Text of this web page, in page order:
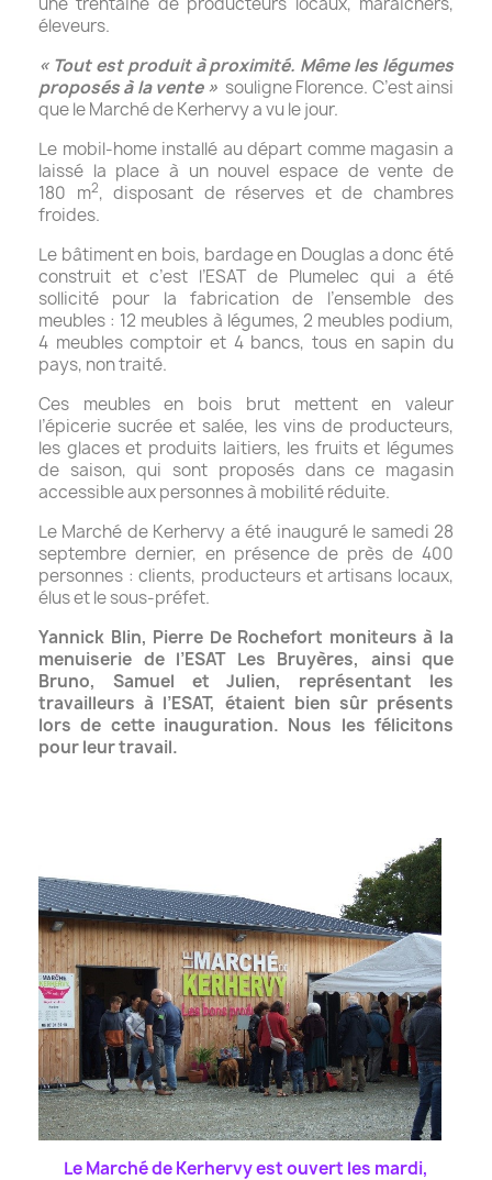
éleveurs.
« Tout est produit à proximité. Même les légumes
proposés à la vente » souligne Florence. C’est ainsi
que le Marché de Kerhervy a vu le jour.
Le mobil-home installé au départ comme magasin a
laissé la place à un nouvel espace de vente de
180 m2, disposant de réserves et de chambres
froides.
Le bâtiment en bois, bardage en Douglas a donc été
construit et c’est l’ESAT de Plumelec qui a été
sollicité pour la fabrication de l’ensemble des
meubles : 12 meubles à légumes, 2 meubles podium,
4 meubles comptoir et 4 bancs, tous en sapin du
pays, non traité.
Ces meubles en bois brut mettent en valeur
l’épicerie sucrée et salée, les vins de producteurs,
les glaces et produits laitiers, les fruits et légumes
de saison, qui sont proposés dans ce magasin
accessible aux personnes à mobilité réduite.
Le Marché de Kerhervy a été inauguré le samedi 28
septembre dernier, en présence de près de 400
personnes : clients, producteurs et artisans locaux,
élus et le sous-préfet.
Yannick Blin, Pierre De Rochefort moniteurs à la
menuiserie de l’ESAT Les Bruyères, ainsi que
Bruno, Samuel et Julien, représentant les
travailleurs à l’ESAT, étaient bien sûr présents
lors de cette inauguration. Nous les félicitons
pour leur travail.
Le Marché de Kerhervy est ouvert les mardi,